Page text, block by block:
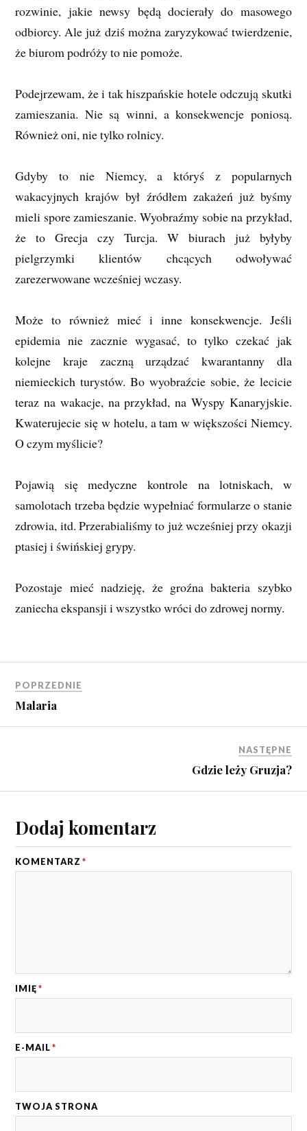
rozwinie, jakie newsy będą docierały do masowego
odbiorcy. Ale już dziś można zaryzykować twierdzenie,
że biurom podróży to nie pomoże.
Podejrzewam, że i tak hiszpańskie hotele odczują skutki
zamieszania. Nie są winni, a konsekwencje poniosą.
Również oni, nie tylko rolnicy.
Gdyby to nie Niemcy, a któryś z popularnych
wakacyjnych krajów był źródłem zakażeń już byśmy
mieli spore zamieszanie. Wyobraźmy sobie na przykład,
że to Grecja czy Turcja. W biurach już byłyby
pielgrzymki klientów chcących odwoływać
zarezerwowane wcześniej wczasy.
Może to również mieć i inne konsekwencje. Jeśli
epidemia nie zacznie wygasać, to tylko czekać jak
kolejne kraje zaczną urządzać kwarantanny dla
niemieckich turystów. Bo wyobraźcie sobie, że lecicie
teraz na wakacje, na przykład, na Wyspy Kanaryjskie.
Kwaterujecie się w hotelu, a tam w większości Niemcy.
O czym myślicie?
Pojawią się medyczne kontrole na lotniskach, w
samolotach trzeba będzie wypełniać formularze o stanie
zdrowia, itd. Przerabialiśmy to już wcześniej przy okazji
ptasiej i świńskiej grypy.
Pozostaje mieć nadzieję, że groźna bakteria szybko
zaniecha ekspansji i wszystko wróci do zdrowej normy.
POPRZEDNIE
Malaria
NASTĘPNE
Gdzie leży Gruzja?
Dodaj komentarz
KOMENTARZ *
IMIĘ *
E-MAIL *
TWOJA STRONA